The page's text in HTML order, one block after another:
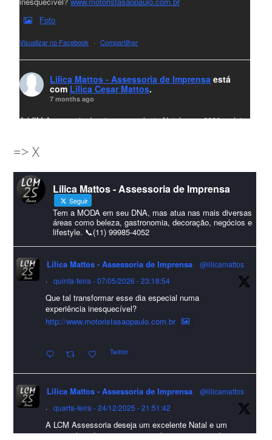
Foto
Visualizar no Facebook · Compartilhar
Lilica Mattos - Assessoria de Imprensa está
com Lilica Cesar Mattos.
7 months ago
A LCM Assessoria deseja um excelente Natal e um 2026 repleto
amigos que sempre nos acompanham!🎄✨🥂❤️
#lcmassessoriassessoria#natal #merrychristmas #felizanonovo
#HappyNewYear
Foto
Visualizar no Facebook · Compartilhar
Lilica Mattos - Assessoria de Imprensa
9 months ago
A Abrafas - Associação Brasileira de Fibras Artificiais e
Sintéticas foi destaque na Revista Química e Derivados, na
incertezas do mercado global".
Confira detalhes 🗞📰📈
#sustentabilidade #FibrasSintéticas #EconomiaCircular #Abrafas
#IndústriaTêxtil
Foto
=> X
Lilica Mattos - Assessoria de Imprensa
Seguir
Tem a MODA em seu DNA, mas atua nas mais diversas
áreas como beleza, gastronomia, decoração, negócios e
lifestyle. 📞(11) 99985-4052
Lilica Mattos - Assessoria de Imprensa
@lilicamattos
·
quinta-feira - 07/05/2026 - 23:18:54
Que tal transformar esse dia especial numa
experiência inesquecível?
http://www.motoristasaopaulo.com.br
Twitter
Lilica Mattos - Assessoria de Imprensa
@lilicamattos
·
quarta-feira - 24/12/2025 - 21:51:42
A LCM Assessoria deseja um excelente Natal e um
2026 repleto de conquistas e realizações para todos